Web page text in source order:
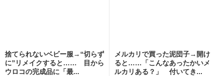
捨てられないベビー服→“切らず
に”リメイクすると…… 目から
ウロコの完成品に「最...
メルカリで買った泥団子→開け
ると……「こんなあったかいメ
ルカリある？」 付いてき...